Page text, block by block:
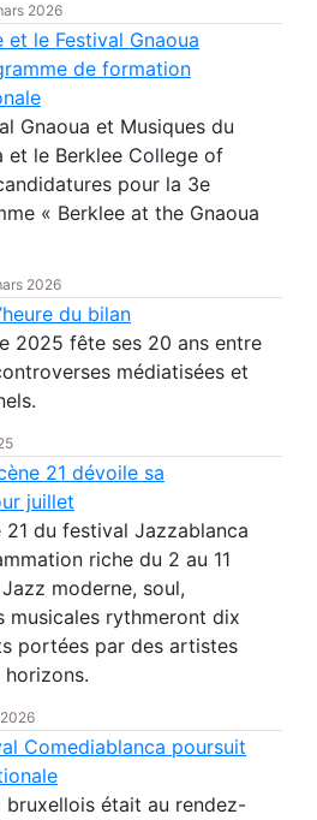
2026
et le Festival Gnaoua
de formation
Gnaoua et Musiques du
et le Berklee College of
pour la 3e
« Berklee at the Gnaoua
2026
du bilan
2025 fête ses 20 ans entre
médiatisées et
21 dévoile sa
juillet
21 du festival Jazzablanca
riche du 2 au 11
moderne, soul,
musicales rythmeront dix
portées par des artistes
horizons.
Comediablanca poursuit
était au rendez-